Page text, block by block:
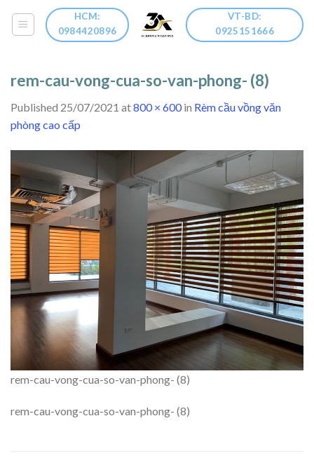
HCM:
0984420896
VT-BD:
0925151666
rem-cau-vong-cua-so-van-phong- (8)
Published 25/07/2021 at800 × 600in Rèm cầu vồng văn
phòng cao cấp
rem-cau-vong-cua-so-van-phong- (8)
rem-cau-vong-cua-so-van-phong- (8)